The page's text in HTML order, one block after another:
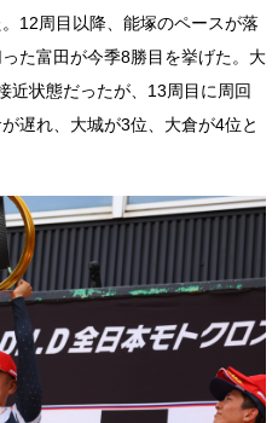
12周目以降、能塚のペースが落
た富田が今季8勝目を挙げた。大
近状態だったが、13周目に周回
遅れ、大城が3位、大倉が4位と